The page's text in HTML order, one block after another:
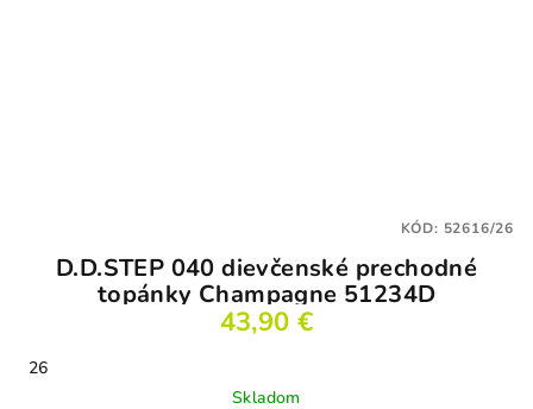
D.D.STEP 040 dievčenské prechodné
topánky Champagne 51234D
43,90 €
26
Skladom
KÓD: 52616/26